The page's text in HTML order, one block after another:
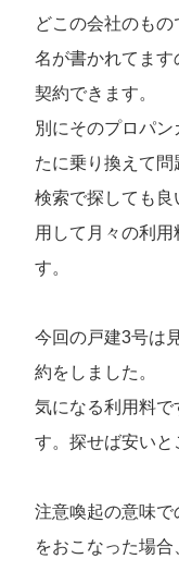
どこの会社のも
名が書かれてま
契約できます。
別にそのプロパ
たに乗り換えて問
検索で探しても
用して月々の利
す。
今回の戸建3号は
約をしました。
気になる利用料
す。探せば安いと
注意喚起の意味で
をおこなった場